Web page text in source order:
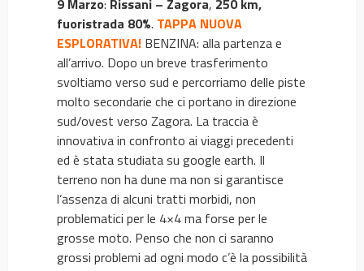
9 Marzo: Rissani – Zagora, 250 km,
fuoristrada 80%. TAPPA NUOVA
ESPLORATIVA! BENZINA: alla partenza e
all’arrivo. Dopo un breve trasferimento
svoltiamo verso sud e percorriamo delle piste
molto secondarie che ci portano in direzione
sud/ovest verso Zagora. La traccia è
innovativa in confronto ai viaggi precedenti
ed è stata studiata su google earth. Il
terreno non ha dune ma non si garantisce
l’assenza di alcuni tratti morbidi, non
problematici per le 4×4 ma forse per le
grosse moto. Penso che non ci saranno
grossi problemi ad ogni modo c’è la possibilità